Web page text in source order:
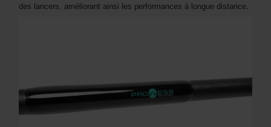
des lancers, améliorant ainsi les performances à longue distance.